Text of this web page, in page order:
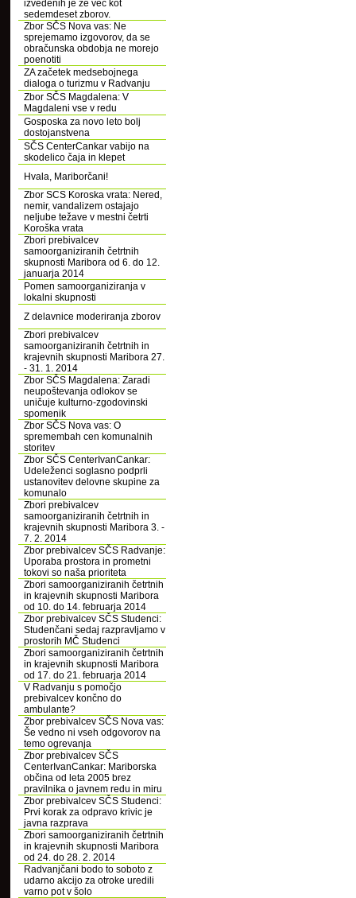
izvedenih je že več kot
sedemdeset zborov.
Zbor SČS Nova vas: Ne
sprejemamo izgovorov, da se
obračunska obdobja ne morejo
poenotiti
ZA začetek medsebojnega
dialoga o turizmu v Radvanju
Zbor SČS Magdalena: V
Magdaleni vse v redu
Gosposka za novo leto bolj
dostojanstvena
SČS CenterCankar vabijo na
skodelico čaja in klepet
Hvala, Mariborčani!
Zbor SCS Koroska vrata: Nered,
nemir, vandalizem ostajajo
neljube težave v mestni četrti
Koroška vrata
Zbori prebivalcev
samoorganiziranih četrtnih
skupnosti Maribora od 6. do 12.
januarja 2014
Pomen samoorganiziranja v
lokalni skupnosti
Z delavnice moderiranja zborov
Zbori prebivalcev
samoorganiziranih četrtnih in
krajevnih skupnosti Maribora 27.
- 31. 1. 2014
Zbor SČS Magdalena: Zaradi
neupoštevanja odlokov se
uničuje kulturno-zgodovinski
spomenik
Zbor SČS Nova vas: O
spremembah cen komunalnih
storitev
Zbor SČS CenterIvanCankar:
Udeleženci soglasno podprli
ustanovitev delovne skupine za
komunalo
Zbori prebivalcev
samoorganiziranih četrtnih in
krajevnih skupnosti Maribora 3. -
7. 2. 2014
Zbor prebivalcev SČS Radvanje:
Uporaba prostora in prometni
tokovi so naša prioriteta
Zbori samoorganiziranih četrtnih
in krajevnih skupnosti Maribora
od 10. do 14. februarja 2014
Zbor prebivalcev SČS Studenci:
Studenčani sedaj razpravljamo v
prostorih MČ Studenci
Zbori samoorganiziranih četrtnih
in krajevnih skupnosti Maribora
od 17. do 21. februarja 2014
V Radvanju s pomočjo
prebivalcev končno do
ambulante?
Zbor prebivalcev SČS Nova vas:
Še vedno ni vseh odgovorov na
temo ogrevanja
Zbor prebivalcev SČS
CenterIvanCankar: Mariborska
občina od leta 2005 brez
pravilnika o javnem redu in miru
Zbor prebivalcev SČS Studenci:
Prvi korak za odpravo krivic je
javna razprava
Zbori samoorganiziranih četrtnih
in krajevnih skupnosti Maribora
od 24. do 28. 2. 2014
Radvanjčani bodo to soboto z
udarno akcijo za otroke uredili
varno pot v šolo